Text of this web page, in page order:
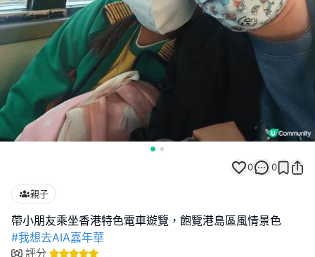
0 0
親子
#我想去AIA嘉年華
評分